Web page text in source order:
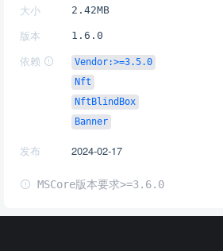
大小 2.42MB
版本 1.6.0
依赖
Vendor:>=3.5.0
Nft
NftBlindBox
Banner
发布 2024-02-17
MSCore版本要求>=3.6.0